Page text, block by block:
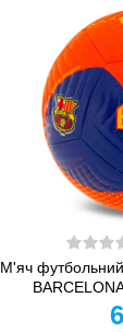
М'яч